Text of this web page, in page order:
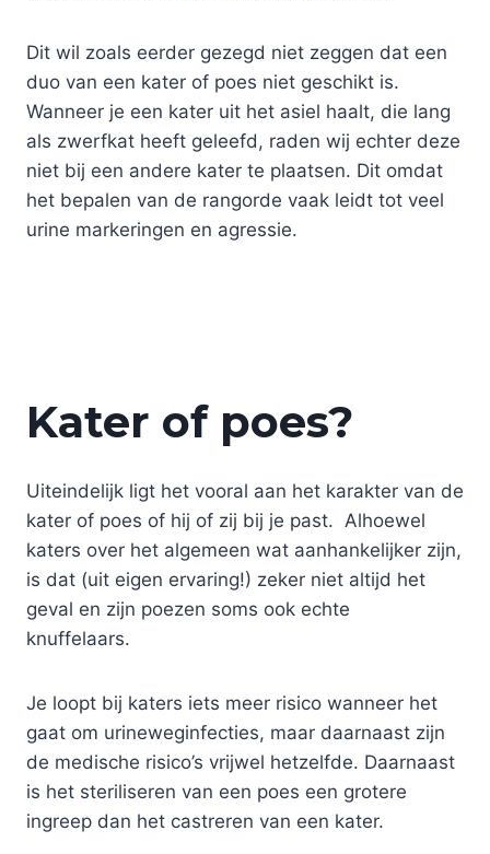
Dit wil zoals eerder gezegd niet zeggen dat een
duo van een kater of poes niet geschikt is.
Wanneer je een kater uit het asiel haalt, die lang
als zwerfkat heeft geleefd, raden wij echter deze
niet bij een andere kater te plaatsen. Dit omdat
het bepalen van de rangorde vaak leidt tot veel
urine markeringen en agressie.
Kater of poes?
Uiteindelijk ligt het vooral aan het karakter van de
kater of poes of hij of zij bij je past. Alhoewel
katers over het algemeen wat aanhankelijker zijn,
is dat (uit eigen ervaring!) zeker niet altijd het
geval en zijn poezen soms ook echte
knuffelaars.
Je loopt bij katers iets meer risico wanneer het
gaat om urineweginfecties, maar daarnaast zijn
de medische risico’s vrijwel hetzelfde. Daarnaast
is het steriliseren van een poes een grotere
ingreep dan het castreren van een kater.